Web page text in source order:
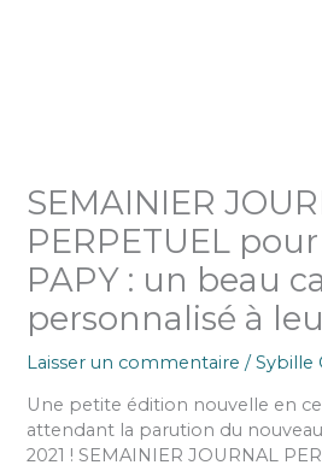
SEMAINIER
PERPETUEL
PAPY : un beau
personnalisé à
Laisser un commentaire /Sybille
Une petite édition nouvelle en
attendant la parution du
2021 ! SEMAINIER JOURNAL